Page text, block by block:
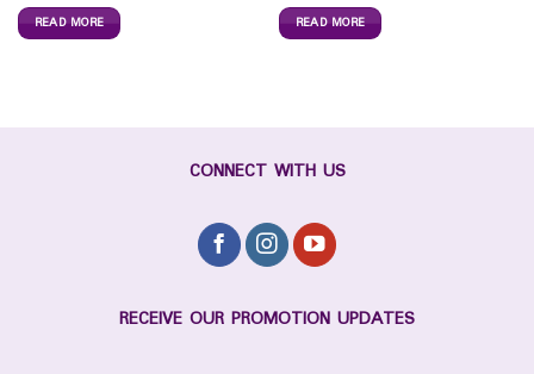
READ MORE READ MORE
CONNECT WITH US
RECEIVE OUR PROMOTION UPDATES